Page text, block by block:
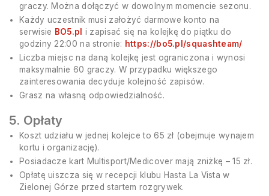
graczy. Można dołączyć w dowolnym momencie sezonu.
Każdy uczestnik musi założyć darmowe konto na
serwisie BO5.pl
i zapisać się na kolejkę do piątku do
godziny 22:00 na stronie: https://bo5.pl/squashteam/
Liczba miejsc na daną kolejkę jest ograniczona i wynosi
maksymalnie 60 graczy. W przypadku większego
zainteresowania decyduje kolejność zapisów.
Grasz na własną odpowiedzialność.
5. Opłaty
Koszt udziału w jednej kolejce to 65 zł (obejmuje wynajem
kortu i organizację).
Posiadacze kart Multisport/Medicover mają zniżkę – 15 zł.
Opłatę uiszcza się w recepcji klubu Hasta La Vista w
Zielonej Górze przed startem rozgrywek.